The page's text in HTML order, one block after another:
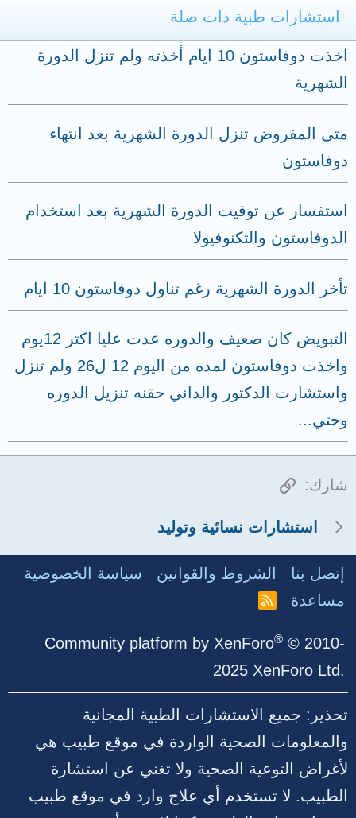
استشارات طبية ذات صلة
اخذت دوفاستون 10 ايام أخذته ولم تنزل الدورة
الشهرية
متى المفروض تنزل الدورة الشهرية بعد انتهاء
دوفاستون
استفسار عن توقيت الدورة الشهرية بعد استخدام
الدوفاستون والتكنوفيولا
تأخر الدورة الشهرية رغم تناول دوفاستون 10 ايام
التبويض كان ضعيف والدوره عدت عليا اكتر 12يوم
واخذت دوفاستون لمده من اليوم 12 ل26 ولم تنزل
واستشارت الدكتور والداني حقنه تنزيل الدوره
وحتي...
شارك: الرابط
استشارات نسائية وتوليد
إتصل بنا الشروط والقوانين
سياسة الخصوصية
مساعدة
R
Community platform by XenForo® © 2010-
2025 XenForo Ltd.
تحذير: جميع الاستشارات الطبية المجانية
والمعلومات الصحية الواردة في موقع طبيب هي
لأغراض التوعية الصحية ولا تغني عن استشارة
الطبيب. لا تستخدم أي علاج وارد في موقع طبيب